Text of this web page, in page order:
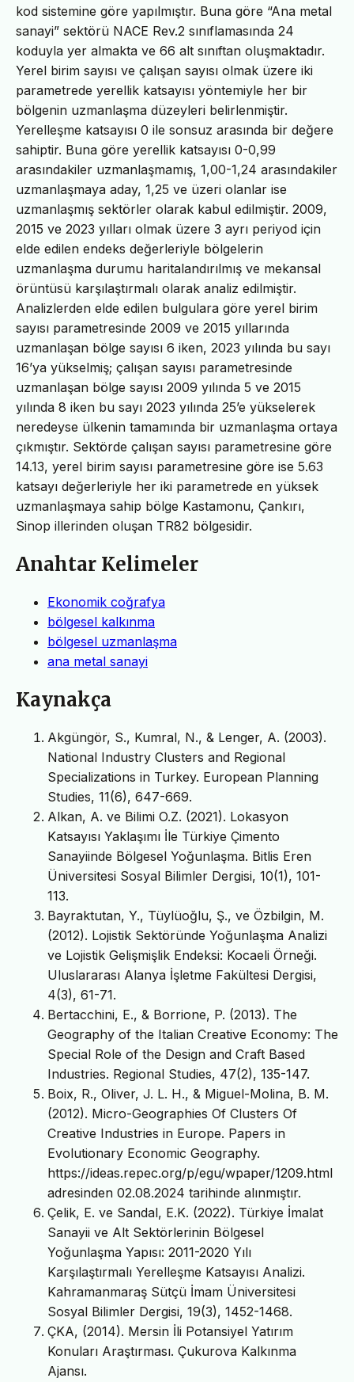
kod sistemine göre yapılmıştır. Buna göre “Ana metal
sanayi” sektörü NACE Rev.2 sınıflamasında 24
koduyla yer almakta ve 66 alt sınıftan oluşmaktadır.
Yerel birim sayısı ve çalışan sayısı olmak üzere iki
parametrede yerellik katsayısı yöntemiyle her bir
bölgenin uzmanlaşma düzeyleri belirlenmiştir.
Yerelleşme katsayısı 0 ile sonsuz arasında bir değere
sahiptir. Buna göre yerellik katsayısı 0-0,99
arasındakiler uzmanlaşmamış, 1,00-1,24 arasındakiler
uzmanlaşmaya aday, 1,25 ve üzeri olanlar ise
uzmanlaşmış sektörler olarak kabul edilmiştir. 2009,
2015 ve 2023 yılları olmak üzere 3 ayrı periyod için
elde edilen endeks değerleriyle bölgelerin
uzmanlaşma durumu haritalandırılmış ve mekansal
örüntüsü karşılaştırmalı olarak analiz edilmiştir.
Analizlerden elde edilen bulgulara göre yerel birim
sayısı parametresinde 2009 ve 2015 yıllarında
uzmanlaşan bölge sayısı 6 iken, 2023 yılında bu sayı
16’ya yükselmiş; çalışan sayısı parametresinde
uzmanlaşan bölge sayısı 2009 yılında 5 ve 2015
yılında 8 iken bu sayı 2023 yılında 25’e yükselerek
neredeyse ülkenin tamamında bir uzmanlaşma ortaya
çıkmıştır. Sektörde çalışan sayısı parametresine göre
14.13, yerel birim sayısı parametresine göre ise 5.63
katsayı değerleriyle her iki parametrede en yüksek
uzmanlaşmaya sahip bölge Kastamonu, Çankırı,
Sinop illerinden oluşan TR82 bölgesidir.
Anahtar Kelimeler
Ekonomik coğrafya
bölgesel kalkınma
bölgesel uzmanlaşma
ana metal sanayi
Kaynakça
Akgüngör, S., Kumral, N., & Lenger, A. (2003).
National Industry Clusters and Regional
Specializations in Turkey. European Planning
Studies, 11(6), 647-669.
Alkan, A. ve Bilimi O.Z. (2021). Lokasyon
Katsayısı Yaklaşımı İle Türkiye Çimento
Sanayiinde Bölgesel Yoğunlaşma. Bitlis Eren
Üniversitesi Sosyal Bilimler Dergisi, 10(1), 101-
113.
Bayraktutan, Y., Tüylüoğlu, Ş., ve Özbilgin, M.
(2012). Lojistik Sektöründe Yoğunlaşma Analizi
ve Lojistik Gelişmişlik Endeksi: Kocaeli Örneği.
Uluslararası Alanya İşletme Fakültesi Dergisi,
4(3), 61-71.
Bertacchini, E., & Borrione, P. (2013). The
Geography of the Italian Creative Economy: The
Special Role of the Design and Craft Based
Industries. Regional Studies, 47(2), 135-147.
Boix, R., Oliver, J. L. H., & Miguel-Molina, B. M.
(2012). Micro-Geographies Of Clusters Of
Creative Industries in Europe. Papers in
Evolutionary Economic Geography.
https://ideas.repec.org/p/egu/wpaper/1209.html
adresinden 02.08.2024 tarihinde alınmıştır.
Çelik, E. ve Sandal, E.K. (2022). Türkiye İmalat
Sanayii ve Alt Sektörlerinin Bölgesel
Yoğunlaşma Yapısı: 2011-2020 Yılı
Karşılaştırmalı Yerelleşme Katsayısı Analizi.
Kahramanmaraş Sütçü İmam Üniversitesi
Sosyal Bilimler Dergisi, 19(3), 1452-1468.
ÇKA, (2014). Mersin İli Potansiyel Yatırım
Konuları Araştırması. Çukurova Kalkınma
Ajansı.